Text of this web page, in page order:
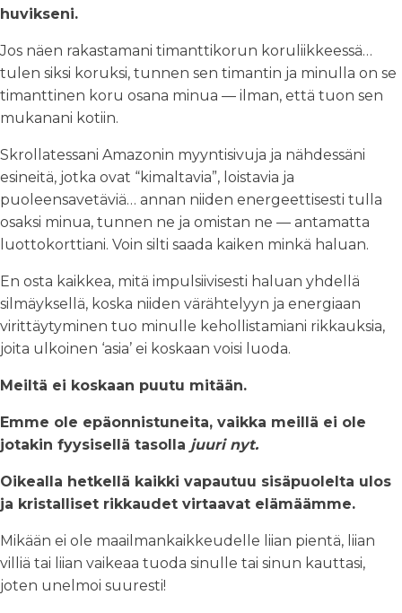
huvikseni.
Jos näen rakastamani timanttikorun koruliikkeessä…
tulen siksi koruksi, tunnen sen timantin ja minulla on se
timanttinen koru osana minua — ilman, että tuon sen
mukanani kotiin.
Skrollatessani Amazonin myyntisivuja ja nähdessäni
esineitä, jotka ovat “kimaltavia”, loistavia ja
puoleensavetäviä… annan niiden energeettisesti tulla
osaksi minua, tunnen ne ja omistan ne — antamatta
luottokorttiani. Voin silti saada kaiken minkä haluan.
En osta kaikkea, mitä impulsiivisesti haluan yhdellä
silmäyksellä, koska niiden värähtelyyn ja energiaan
virittäytyminen tuo minulle kehollistamiani rikkauksia,
joita ulkoinen ‘asia’ ei koskaan voisi luoda.
Meiltä ei koskaan puutu mitään.
Emme ole epäonnistuneita, vaikka meillä ei ole
jotakin fyysisellä tasolla juuri nyt.
Oikealla hetkellä kaikki vapautuu sisäpuolelta ulos
ja kristalliset rikkaudet virtaavat elämäämme.
Mikään ei ole maailmankaikkeudelle liian pientä, liian
villiä tai liian vaikeaa tuoda sinulle tai sinun kauttasi,
joten unelmoi suuresti!